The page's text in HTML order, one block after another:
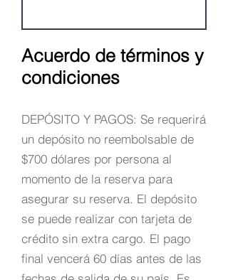
Acuerdo de términos y
condiciones
DEPÓSITO Y PAGOS: Se requerirá
un depósito no reembolsable de
$700 dólares por persona al
momento de la reserva para
asegurar su reserva. El depósito
se puede realizar con tarjeta de
crédito sin extra cargo. El pago
final vencerá 60 días antes de las